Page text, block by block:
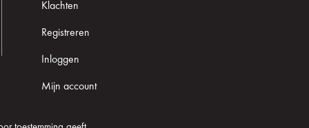
Klachten
Registreren
Inloggen
Mijn account